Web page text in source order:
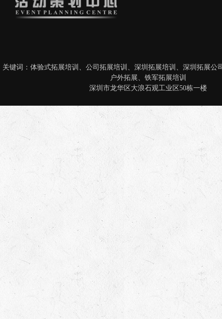
关键词： 体验式拓展培训 、 公司拓展培训 、 深圳拓展培训 、 深圳拓展公
户外拓展、 铁军拓展培训
深圳市龙华区大浪石观工业区50栋一楼